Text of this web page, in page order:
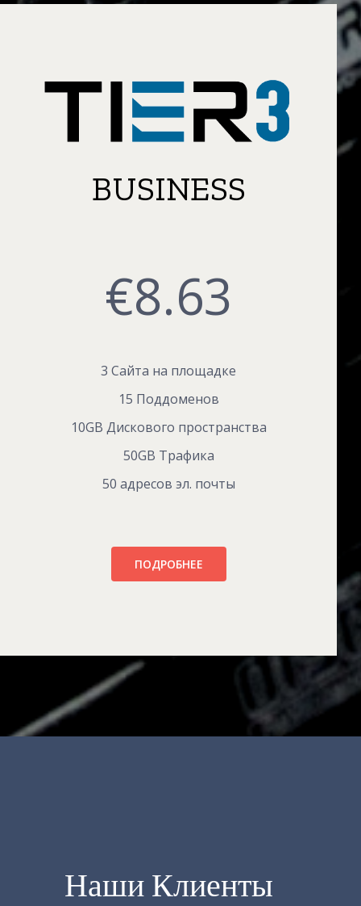
BUSINESS
€8.63
3 Сайта на площадке
15 Поддоменов
10GB Дискового пространства
50GB Трафика
50 адресов эл. почты
ПОДРОБНЕЕ
Наши Клиенты